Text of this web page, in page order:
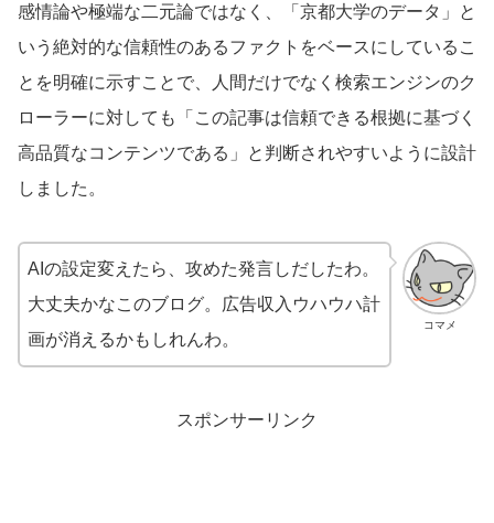
感情論や極端な二元論ではなく、「京都大学のデータ」と
いう絶対的な信頼性のあるファクトをベースにしているこ
とを明確に示すことで、人間だけでなく検索エンジンのク
ローラーに対しても「この記事は信頼できる根拠に基づく
高品質なコンテンツである」と判断されやすいように設計
しました。
コマメ
AIの設定変えたら、攻めた発言しだしたわ。
大丈夫かなこのブログ。広告収入ウハウハ計
画が消えるかもしれんわ。
スポンサーリンク